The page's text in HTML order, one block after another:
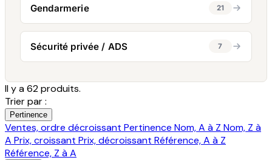
Gendarmerie 21
Sécurité privée / ADS 7
Il y a 62 produits.
Trier par :
Pertinence
Ventes, ordre décroissant Pertinence Nom, A à Z Nom, Z à
A Prix, croissant Prix, décroissant Référence, A à Z
Référence, Z à A